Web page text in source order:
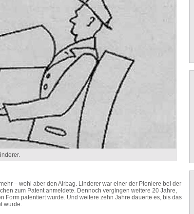
– wohl aber den Airbag. Linderer war einer der Pioniere bei der
zum Patent anmeldete. Dennoch vergingen weitere 20 Jahre,
Form patentiert wurde. Und weitere zehn Jahre dauerte es, bis das
wurde.